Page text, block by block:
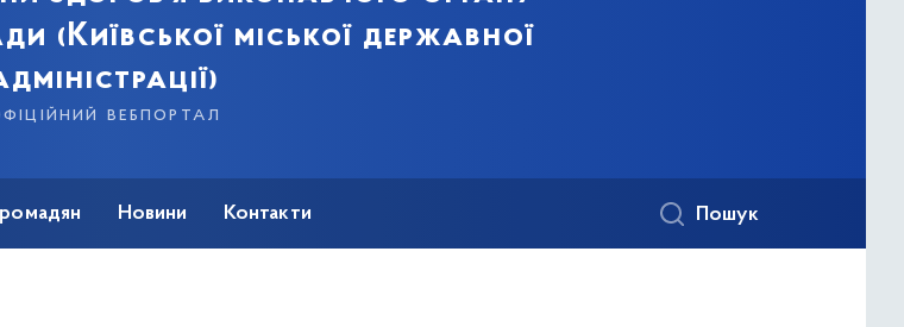
(Київської міської державної
вебпортал
Новини Контакти Пошук